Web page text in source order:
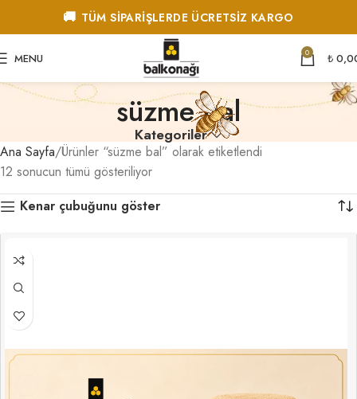
🚚 TÜM SİPARİŞLERDE ÜCRETSİZ KARGO
MENU 0 ₺
süzme bal
Kategoriler
Ana Sayfa Ürünler “süzme bal” olarak etiketlendi
12 sonucun tümü gösteriliyor
Kenar çubuğunu göster